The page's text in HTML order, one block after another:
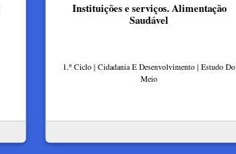
Instituições e serviços. Alimentação
Saudável
1.º Ciclo | Cidadania E Desenvolvimento | Estudo Do
Meio